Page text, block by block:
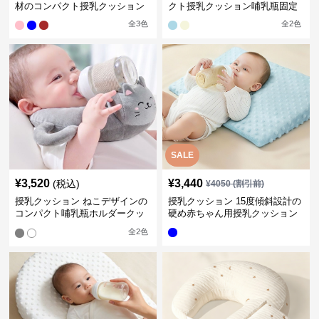
材のコンパクト授乳クッション
全3色
クト授乳クッション哺乳瓶固定
全2色
¥3,520 (税込)
授乳クッション ねこデザインの
コンパクト哺乳瓶ホルダークッ
全2色
SALE
¥3,440 ¥4050(割引前)
授乳クッション 15度傾斜設計の
硬め赤ちゃん用授乳クッション